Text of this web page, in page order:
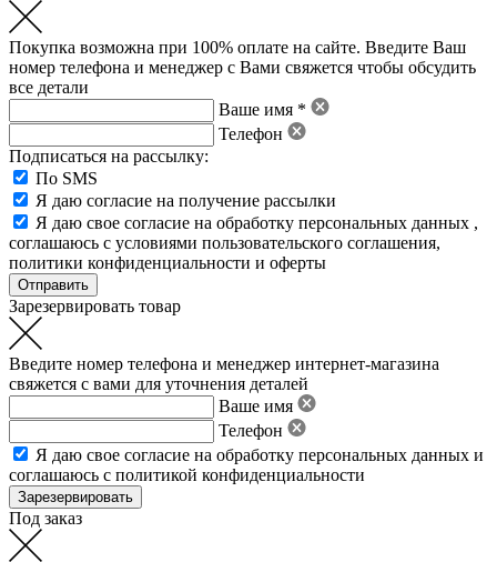
Покупка возможна при 100% оплате на сайте. Введите Ваш
номер телефона и менеджер с Вами свяжется чтобы обсудить
все детали
Ваше имя *
Телефон
Подписаться на рассылку:
По SMS
Я даю согласие на получение рассылки
Я даю свое согласие на обработку персональных данных ,
соглашаюсь с условиями пользовательского соглашения,
политики конфиденциальности и оферты
Зарезервировать товар
Введите номер телефона и менеджер интернет-магазина
свяжется с вами для уточнения деталей
Ваше имя
Телефон
Я даю свое согласие на обработку персональных данных и
соглашаюсь с политикой конфиденциальности
Под заказ